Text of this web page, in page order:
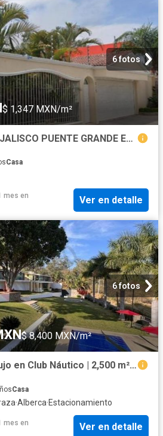
6 fotos
$ 1,347 MXN/m²
VENTA DE CASA EN JALISCO PUENTE GRANDE EL JORDAN MORELOS
Casa
mes en
Ver en detalle
6 fotos
$ 8,400 MXN/m²
Casa de campo de lujo en Club Náutico | 2,500 m², alberca y totalmente equipada
Casa
·Alberca·Estacionamiento
mes en
Ver en detalle